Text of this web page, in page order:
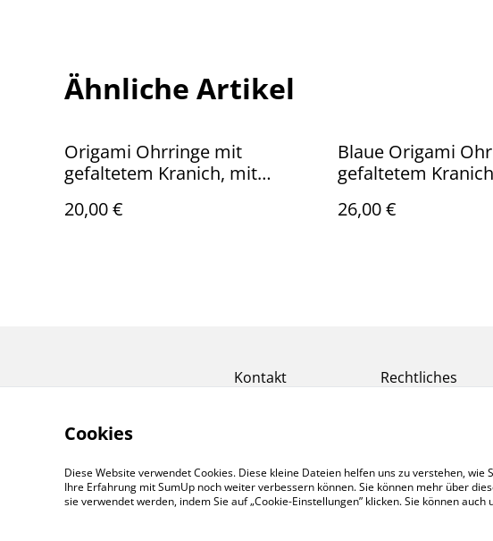
Ähnliche Artikel
Origami Ohrringe mit
gefaltetem Kranich, mit
goldfarbenem Ohrhänger aus
20,00 €
Blaue Origami
gefaltetem
Sterlingsilber
26,00 €
Kontakt Rechtliches
©2026 Wyldfang Manufaktur
Cookies
Diese Website verwendet Cookies. Diese kleine Dateien helfen uns zu verstehen, wie
Ihre Erfahrung mit SumUp noch weiter verbessern können. Sie können mehr über
sie verwendet werden, indem Sie auf „Cookie-Einstellungen” klicken. Sie können auch